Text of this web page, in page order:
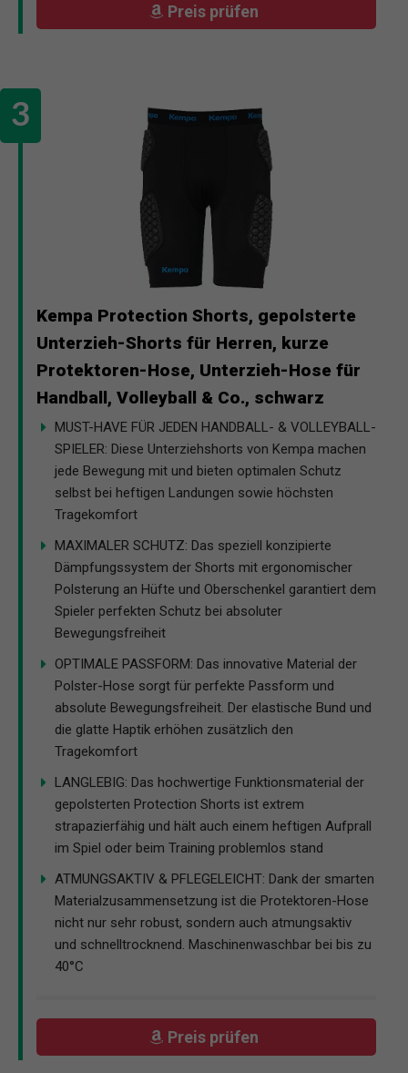
Preis prüfen
Kempa Protection Shorts, gepolsterte
Unterzieh-Shorts für Herren, kurze
Protektoren-Hose, Unterzieh-Hose für
Handball, Volleyball & Co., schwarz
MUST-HAVE FÜR JEDEN HANDBALL- & VOLLEYBALL-
SPIELER: Diese Unterziehshorts von Kempa machen
jede Bewegung mit und bieten optimalen Schutz
selbst bei heftigen Landungen sowie höchsten
Tragekomfort
MAXIMALER SCHUTZ: Das speziell konzipierte
Dämpfungssystem der Shorts mit ergonomischer
Polsterung an Hüfte und Oberschenkel garantiert dem
Spieler perfekten Schutz bei absoluter
Bewegungsfreiheit
OPTIMALE PASSFORM: Das innovative Material der
Polster-Hose sorgt für perfekte Passform und
absolute Bewegungsfreiheit. Der elastische Bund und
die glatte Haptik erhöhen zusätzlich den
Tragekomfort
LANGLEBIG: Das hochwertige Funktionsmaterial der
gepolsterten Protection Shorts ist extrem
strapazierfähig und hält auch einem heftigen Aufprall
im Spiel oder beim Training problemlos stand
ATMUNGSAKTIV & PFLEGELEICHT: Dank der smarten
Materialzusammensetzung ist die Protektoren-Hose
nicht nur sehr robust, sondern auch atmungsaktiv
und schnelltrocknend. Maschinenwaschbar bei bis zu
40°C
Preis prüfen